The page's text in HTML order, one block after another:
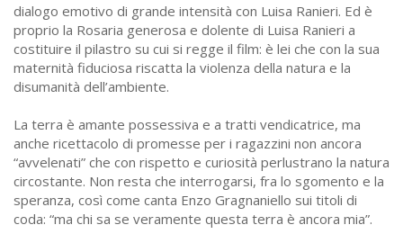
dialogo emotivo di grande intensità con Luisa Ranieri. Ed è
proprio la Rosaria generosa e dolente di Luisa Ranieri a
costituire il pilastro su cui si regge il film: è lei che con la sua
maternità fiduciosa riscatta la violenza della natura e la
disumanità dell’ambiente.
La terra è amante possessiva e a tratti vendicatrice, ma
anche ricettacolo di promesse per i ragazzini non ancora
“avvelenati” che con rispetto e curiosità perlustrano la natura
circostante. Non resta che interrogarsi, fra lo sgomento e la
speranza, così come canta Enzo Gragnaniello sui titoli di
coda: “ma chi sa se veramente questa terra è ancora mia”.